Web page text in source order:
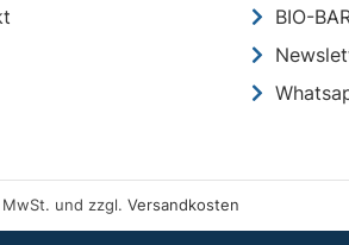
BIO-
und zzgl. Versandkosten